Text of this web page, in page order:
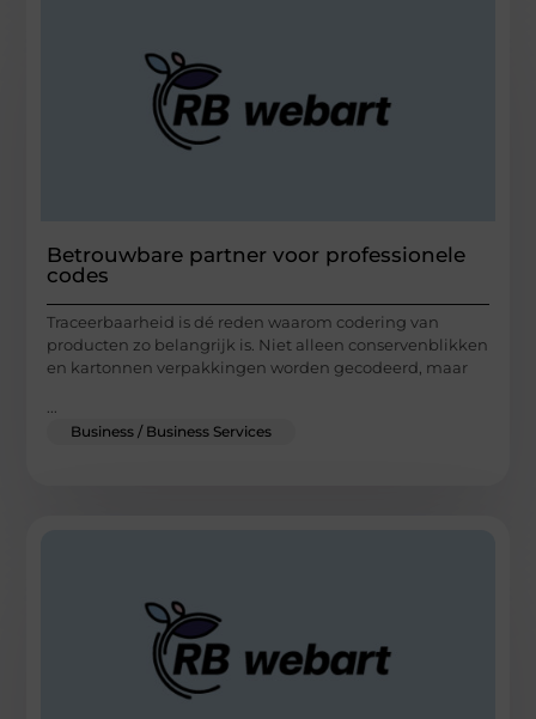
Betrouwbare partner voor professionele
codes
Traceerbaarheid is dé reden waarom codering van
producten zo belangrijk is. Niet alleen conservenblikken
en kartonnen verpakkingen worden gecodeerd, maar
...
Business / Business Services